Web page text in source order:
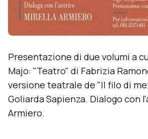
Presentazione di due volumi a
Majo: "Teatro" di Fabrizia
versione teatrale de "Il filo di
Goliarda Sapienza. Dialogo con
Armiero.